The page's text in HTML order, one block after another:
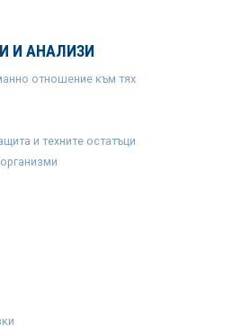
И АНАЛИЗИ
отношение към тях
и техните остатъци